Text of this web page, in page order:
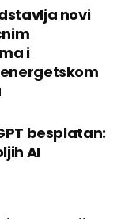
novi
i
besplatan:
AI